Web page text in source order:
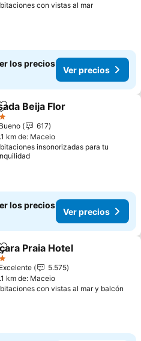
con vistas al mar
los precios
Ver precios
Añadir a favoritos
Beija Flor
Bueno
617
km de: Maceio
insonorizadas para tu
los precios
Ver precios
Añadir a favoritos
Praia Hotel
Excelente
5.575
km de: Maceio
con vistas al mar y balcón